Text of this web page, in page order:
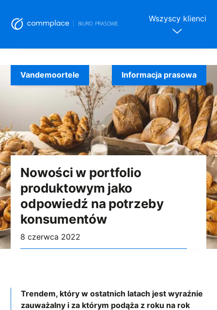
to
content
Wszyscy klienci
Nowości w portfolio
produktowym jako
odpowiedź na potrzeby
konsumentów
8 czerwca 2022
Vandemoortele Informacja prasowa
Trendem, który w ostatnich latach jest wyraźnie
zauważalny i za którym podąża z roku na rok